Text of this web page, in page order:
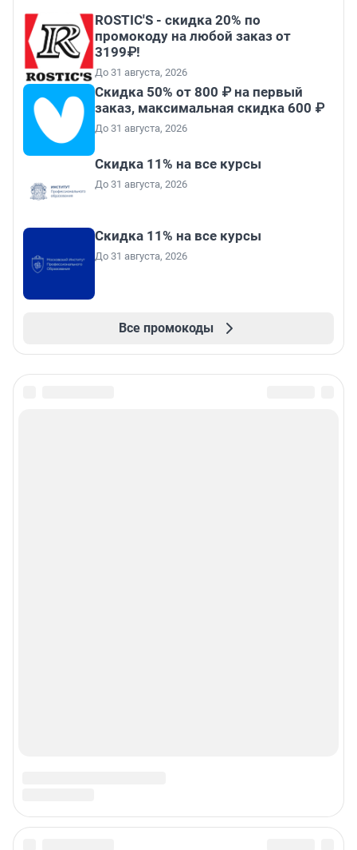
ROSTIC'S - скидка 20% по
промокоду на любой заказ от
3199₽!
До 31 августа, 2026
Скидка 50% от 800 ₽ на первый
заказ, максимальная скидка 600 ₽
До 31 августа, 2026
Скидка 11% на все курсы
До 31 августа, 2026
Скидка 11% на все курсы
До 31 августа, 2026
Все промокоды